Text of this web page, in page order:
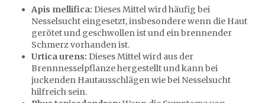
Apis mellifica: Dieses Mittel wird häufig bei
Nesselsucht eingesetzt, insbesondere wenn die Haut
gerötet und geschwollen ist und ein brennender
Schmerz vorhanden ist.
Urtica urens: Dieses Mittel wird aus der
Brennnesselpflanze hergestellt und kann bei
juckenden Hautausschlägen wie bei Nesselsucht
hilfreich sein.